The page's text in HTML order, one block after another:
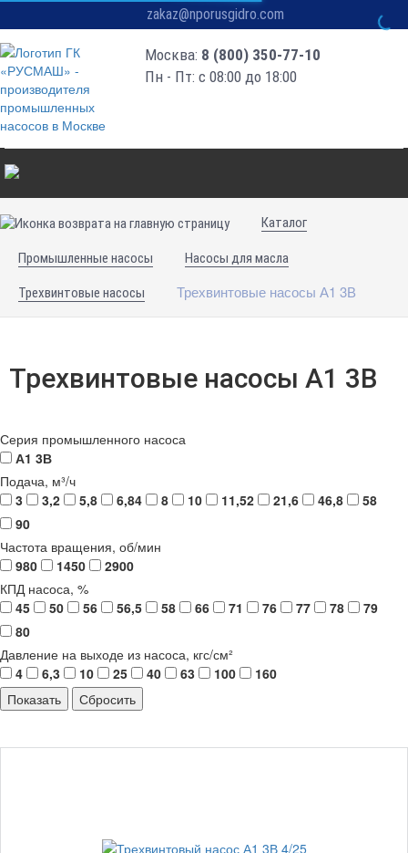
zakaz@nporusgidro.com
Москва: 8 (800) 350-77-10
Пн - Пт: с 08:00 до 18:00
Каталог
Промышленные насосы Насосы для масла
Трехвинтовые насосы Трехвинтовые насосы А1 3В
Трехвинтовые насосы А1 3В
Серия промышленного насоса
А1 3В
Подача, м³/ч
3
3,2 5,8 6,84 8 10 11,52 21,6 46,8
58
90
Частота вращения, об/мин
980
1450
2900
КПД насоса, %
45
50 56 56,5 58 66 71 76 77 78
79
80
Давление на выходе из насоса, кгс/см²
4
6,3 10 25 40 63 100 160